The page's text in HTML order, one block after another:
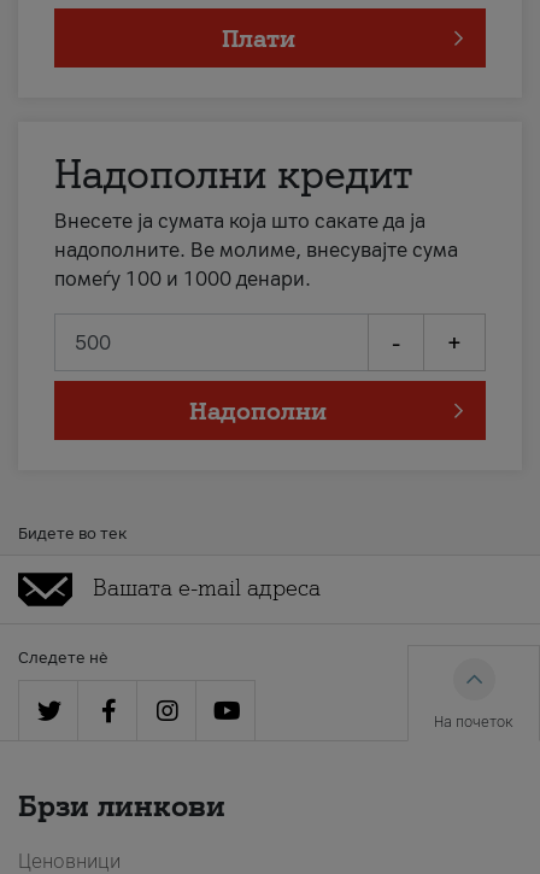
Плати
Надополни кредит
Внесете ја сумата која што сакате да ја
надополните. Ве молиме, внесувајте сума
помеѓу 100 и 1000 денари.
- +
Надополни
Бидете во тек
Следете нè
На почеток
Брзи линкови
Ценовници